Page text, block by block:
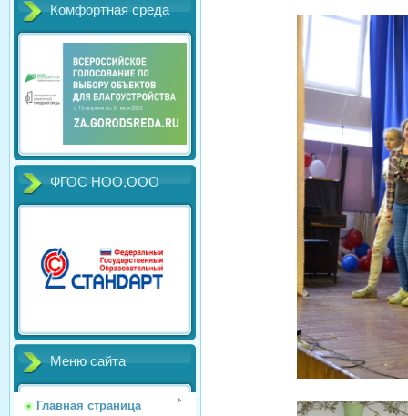
Комфортная среда
ФГОС НОО,ООО
Меню сайта
Главная страница